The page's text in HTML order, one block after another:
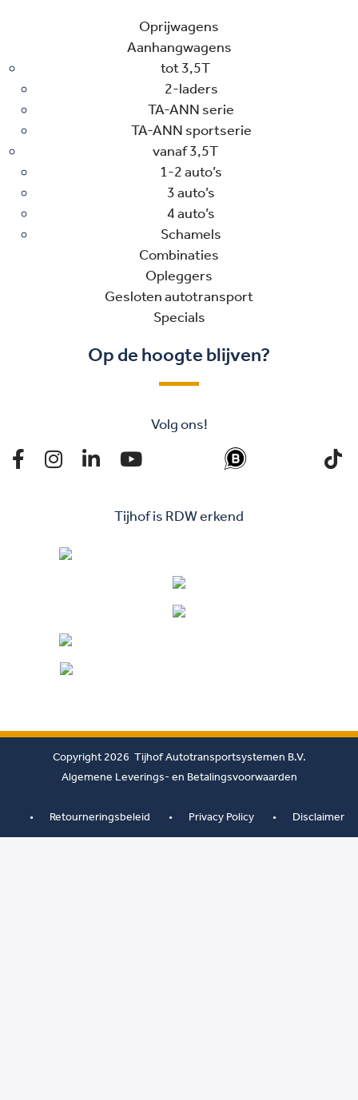
Oprijwagens
Aanhangwagens
tot 3,5T
2-laders
TA-ANN serie
TA-ANN sportserie
vanaf 3,5T
1-2 auto’s
3 auto’s
4 auto’s
Schamels
Combinaties
Opleggers
Gesloten autotransport
Specials
Op de hoogte blijven?
Volg ons!
Tijhof is RDW erkend
Copyright 2026 Tijhof Autotransportsystemen B.V.
Algemene Leverings- en Betalingsvoorwaarden
Retourneringsbeleid Privacy Policy Disclaimer